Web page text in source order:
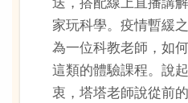
送，搭配線上直播講
家玩科學。疫情暫緩
為一位科教老師，如
這類的體驗課程。說
衷，塔塔老師說從前